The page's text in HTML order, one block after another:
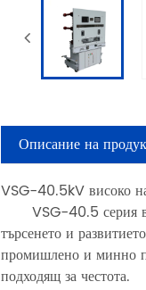
Описание на
VSG-40.5kV високо
VSG-40.5 серия
търсенето и
промишлено и минно
подходящ за честота.